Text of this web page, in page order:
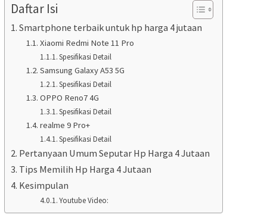
Daftar Isi
Smartphone terbaik untuk hp harga 4 jutaan
Xiaomi Redmi Note 11 Pro
Spesifikasi Detail
Samsung Galaxy A53 5G
Spesifikasi Detail
OPPO Reno7 4G
Spesifikasi Detail
realme 9 Pro+
Spesifikasi Detail
Pertanyaan Umum Seputar Hp Harga 4 Jutaan
Tips Memilih Hp Harga 4 Jutaan
Kesimpulan
Youtube Video: